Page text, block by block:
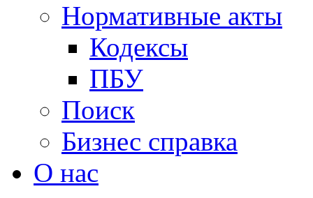
Нормативные акты
Кодексы
ПБУ
Поиск
Бизнес справка
О нас